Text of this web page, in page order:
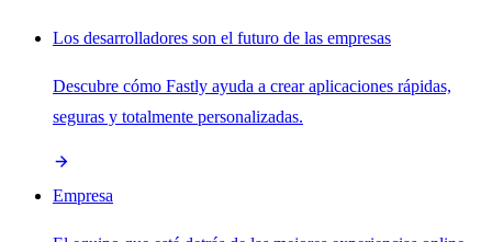
Los desarrolladores son el futuro de las empresas
Descubre cómo Fastly ayuda a crear aplicaciones rápidas,
seguras y totalmente personalizadas.
Empresa